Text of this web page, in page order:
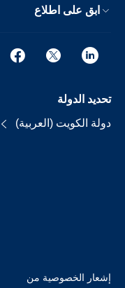
ابق على اطلاع
تحديد الدولة
دولة الكويت (العربية)
إشعار الخصوصية من